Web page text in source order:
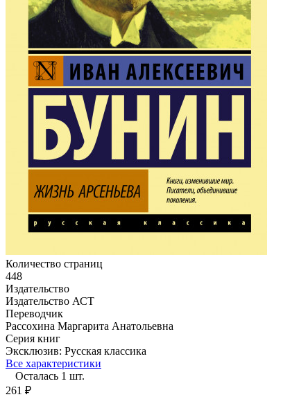
Количество страниц
448
Издательство
Издательство АСТ
Переводчик
Рассохина Маргарита Анатольевна
Серия книг
Эксклюзив: Русская классика
Все характеристики
Осталась 1 шт.
261 ₽